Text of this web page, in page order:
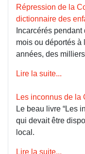
Répression de la
dictionnaire des
Incarcérés
mois ou déportés à
années, des
Lire la suite...
Les inconnus de la
Le beau livre “Les
qui devait être
local.
Lire la suite...